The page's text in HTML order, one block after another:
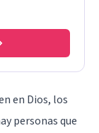
en Dios, los
personas que